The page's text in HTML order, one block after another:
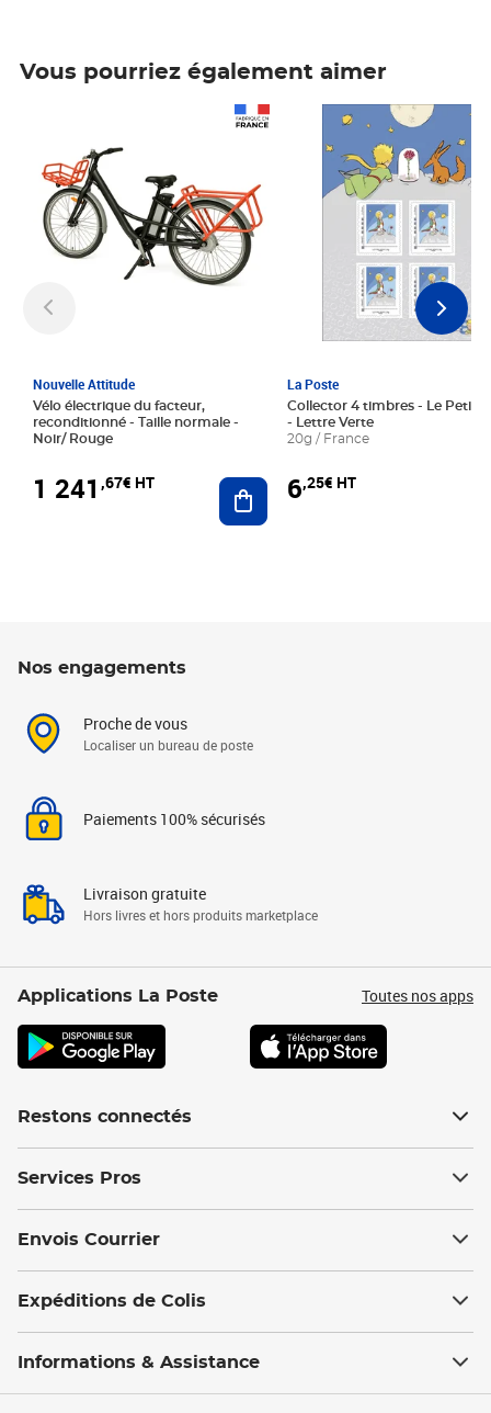
Vous pourriez également aimer
Nouvelle Attitude
Vélo électrique du facteur,
reconditionné - Taille normale -
Noir/ Rouge
1 241 ,67€ HT Ajouter au panier
La Poste
Collector 4 timbres - Le Petit
- Lettre Verte
20g / France
6,25€ HT
Prix 6,25€ HT
Nos engagements
Proche de vous
Localiser un bureau de poste
Paiements 100% sécurisés
Livraison gratuite
Hors livres et hors produits marketplace
Applications La Poste Toutes nos apps
Restons connectés
Services Pros
Envois Courrier
Expéditions de Colis
Informations & Assistance